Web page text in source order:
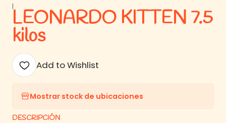
|
LEONARDO KITTEN 7.5
kilos
Add to Wishlist
Mostrar stock de ubicaciones
DESCRIPCIÓN